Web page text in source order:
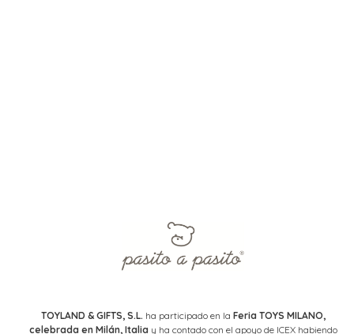
TOYLAND & GIFTS, S.L. ha participado en la Feria TOYS MILANO,
celebrada en Milán, Italiay ha contado con el apoyo de ICEX habiendo